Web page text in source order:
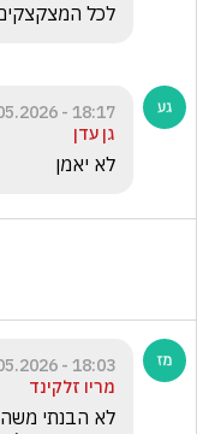
לכל
18:17 - 13.05.2026
גן עדן
לא יאמן
18:03 - 13.05.2026
מריו זלקינד